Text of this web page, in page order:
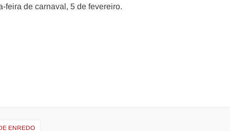
feira de carnaval, 5 de fevereiro.
ENREDO